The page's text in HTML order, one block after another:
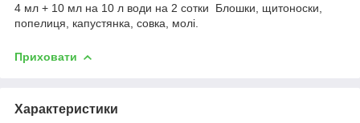
4 мл + 10 мл на 10 л води на 2 сотки Блошки, щитоноски,
попелиця, капустянка, совка, молі.
Приховати
Характеристики